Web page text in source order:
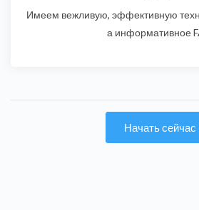
Имеем вежливую, эффективную
а информативное
Начать сейчас